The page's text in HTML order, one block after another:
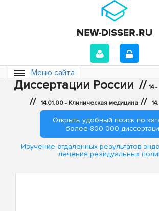
Меню сайта
Диссертации России // 14
// 14.01.00 - Клиническая медицина //
Открыть удобный поиск по
более 800 000
Изучение отдаленных результатов
лечения резидуальных